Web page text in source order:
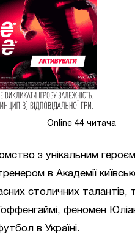
Online 44 читача
з унікальним
в Академії
столичних талантів,
феномен
в Україні.